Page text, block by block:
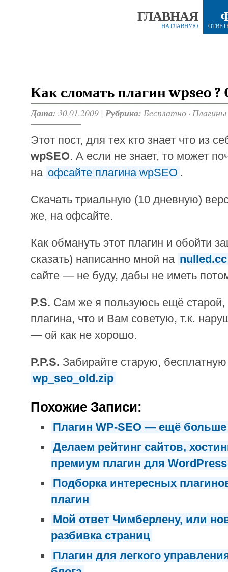
ГЛАВНАЯ
НА ГЛАВНУЮ
Как сломать плагин wpseo ?
Дата: 30.01.2009 | Рубрика: Бесплатно · Плагины
Этот пост, для тех кто знает что из
wpSEO. А если не знает, то может
на офсайте плагина wpSEO .
Скачать триальную (10 дневную)
же, на офсайте.
Как обмануть этот плагин и обойти
сказать) написанно мной на nulled.cc
сайте — не буду, дабы не иметь
P.S. Сам же я пользуюсь ещё старой,
плагина, что и Вам советую, т.к.
— ой как не хорошо.
P.P.S. Забирайте старую,
wp_seo_old.zip
Похожие Записи:
Плагин WP-SEO — ещё
Делаем рейтинг сайтов,
премиум плагин для
Подборка интересных
плагин
Мой ответ Чимберлену, или
разбивка страниц
Плагин для легкого